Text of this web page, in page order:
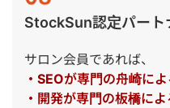
StockSun認定パート
サロン会員であれば、
・SEOが専門の舟崎に
・開発が専門の板橋に